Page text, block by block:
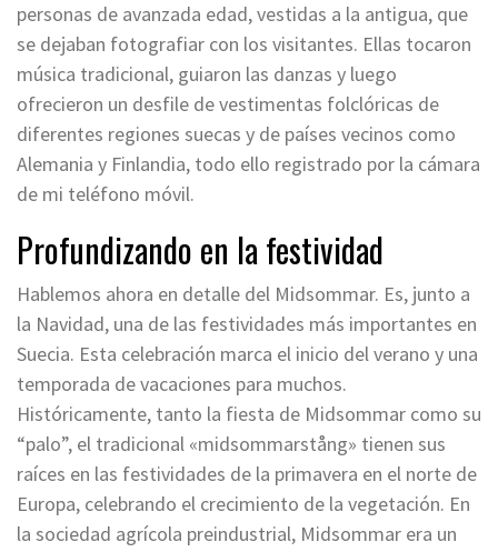
personas de avanzada edad, vestidas a la antigua, que
se dejaban fotografiar con los visitantes. Ellas tocaron
música tradicional, guiaron las danzas y luego
ofrecieron un desfile de vestimentas folclóricas de
diferentes regiones suecas y de países vecinos como
Alemania y Finlandia, todo ello registrado por la cámara
de mi teléfono móvil.
Profundizando en la festividad
Hablemos ahora en detalle del Midsommar. Es, junto a
la Navidad, una de las festividades más importantes en
Suecia. Esta celebración marca el inicio del verano y una
temporada de vacaciones para muchos.
Históricamente, tanto la fiesta de Midsommar como su
“palo”, el tradicional «midsommarstång» tienen sus
raíces en las festividades de la primavera en el norte de
Europa, celebrando el crecimiento de la vegetación. En
la sociedad agrícola preindustrial, Midsommar era un